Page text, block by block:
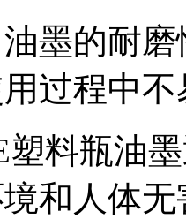
墨的耐
过程中
塑料瓶油
和人体